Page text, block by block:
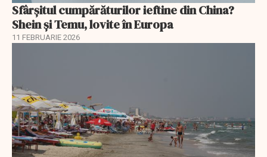
Sfârșitul cumpărăturilor ieftine din China?
Shein și Temu, lovite în Europa
11 FEBRUARIE 2026